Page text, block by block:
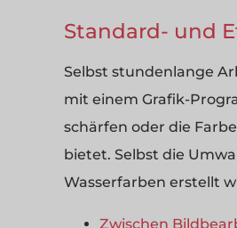
Standard- und
Selbst stundenlange
mit einem Grafik-
schärfen oder die
bietet. Selbst die
Wasserfarben erstellt
Zwischen